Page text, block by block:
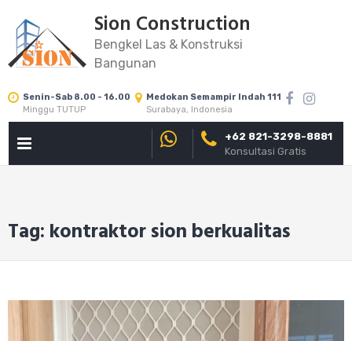
content
Sion Construction
Bengkel Las & Konstruksi
Bangunan
Senin-Sab 8.00 - 16.00
Minggu TUTUP
Medokan Semampir Indah 111
Surabaya, Indonesia
+62 821-3298-8881
Konsultasi Gratis
Tag: kontraktor sion berkualitas